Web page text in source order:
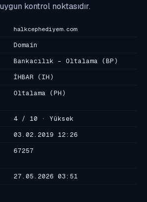
kontrol noktasıdır.
halkcephediyem.com
Domain
Bankacılık - Oltalama (BP)
İHBAR (IH)
Oltalama (PH)
4 / 10 · Yüksek
03.02.2019 12:26
67257
27.05.2026 03:51